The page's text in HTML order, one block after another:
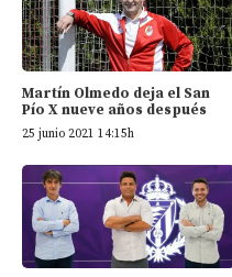
Martín Olmedo deja el San
Pío X nueve años después
25 junio 2021 14:15h